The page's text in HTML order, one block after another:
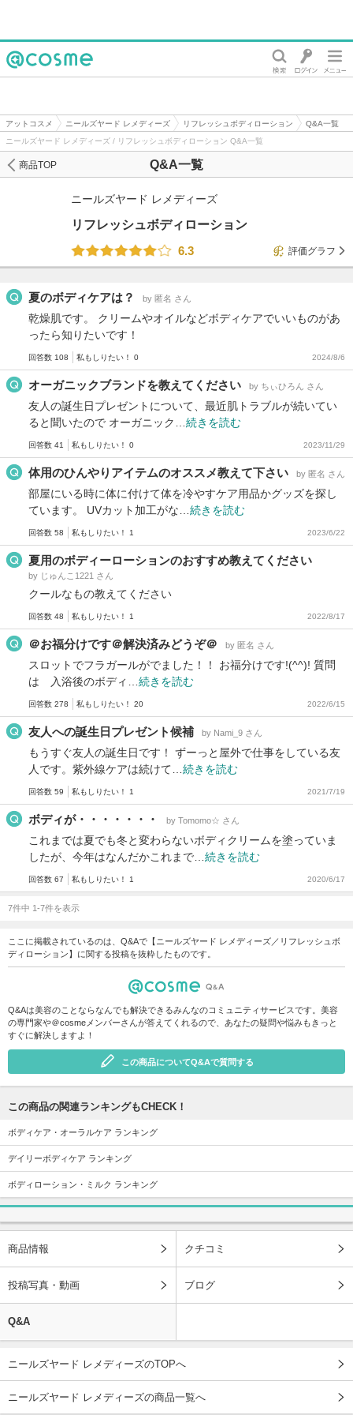
アットコスメ ニールズヤード レメディーズ リフレッシュボディローション
Q&A一覧
ニールズヤード レメディーズ / リフレッシュボディローション Q&A一覧
Q&A一覧
商品TOP
ニールズヤード レメディーズ
リフレッシュボディローション
6.3
評価グラフ
夏のボディケアは？ by 匿名 さん
乾燥肌です。 クリームやオイルなどボディケアでいいものがあ
ったら知りたいです！
回答数 108 私もしりたい！ 0 2024/8/6
オーガニックブランドを教えてください by ちぃひろん さん
友人の誕生日プレゼントについて、最近肌トラブルが続いてい
ると聞いたので オーガニック… 続きを読む
回答数 41 私もしりたい！ 0 2023/11/29
体用のひんやりアイテムのオススメ教えて下さい by 匿名 さん
部屋にいる時に体に付けて体を冷やすケア用品かグッズを探し
ています。 UVカット加工がな… 続きを読む
回答数 58 私もしりたい！ 1 2023/6/22
夏用のボディーローションのおすすめ教えてください
by じゅんこ1221 さん
クールなもの教えてください
回答数 48 私もしりたい！ 1 2022/8/17
＠お福分けです＠解決済みどうぞ＠ by 匿名 さん
スロットでフラガールがでました！！ お福分けです!(^^)! 質問
は 入浴後のボディ… 続きを読む
回答数 278 私もしりたい！ 20 2022/6/15
友人への誕生日プレゼント候補 by Nami_9 さん
もうすぐ友人の誕生日です！ ずーっと屋外で仕事をしている友
人です。紫外線ケアは続けて… 続きを読む
回答数 59 私もしりたい！ 1 2021/7/19
ボディが・・・・・・・ by Tomomo☆ さん
これまでは夏でも冬と変わらないボディクリームを塗っていま
したが、今年はなんだかこれまで… 続きを読む
回答数 67 私もしりたい！ 1 2020/6/17
7件中 1-7件を表示
ここに掲載されているのは、Q&Aで【ニールズヤード レメディーズ／リフレッシュボ
ディローション】に関する投稿を抜粋したものです。
Q&Aは美容のことならなんでも解決できるみんなのコミュニティサービスです。美容
の専門家や＠cosmeメンバーさんが答えてくれるので、あなたの疑問や悩みもきっと
すぐに解決しますよ！
この商品についてQ&Aで質問する
この商品の関連ランキングもCHECK！
ボディケア・オーラルケア ランキング
デイリーボディケア ランキング
ボディローション・ミルク ランキング
商品情報 クチコミ
投稿写真・動画 ブログ
Q&A
ニールズヤード レメディーズのTOPへ
ニールズヤード レメディーズの商品一覧へ